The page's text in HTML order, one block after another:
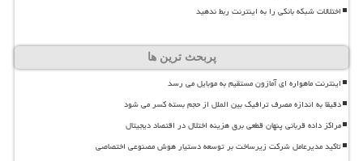
اختلالات شبکه بانکی را به اینترنت ربط ندهید
پربحث ترین ها
اینترنت ماهواره ای آمازون مستقیم به موبایل می رسد
دقیقا به اندازه مصرف ترافیک بین الملل از حجم بسته کسر می شود
مراکز داده قربانی پنهان قطعی برق هزینه اختلال در اقتصاد دیجیتال
تاکید مدیرعامل شرکت زیرساخت بر توسعه دستیار هوش مصنوعی اختصاصی